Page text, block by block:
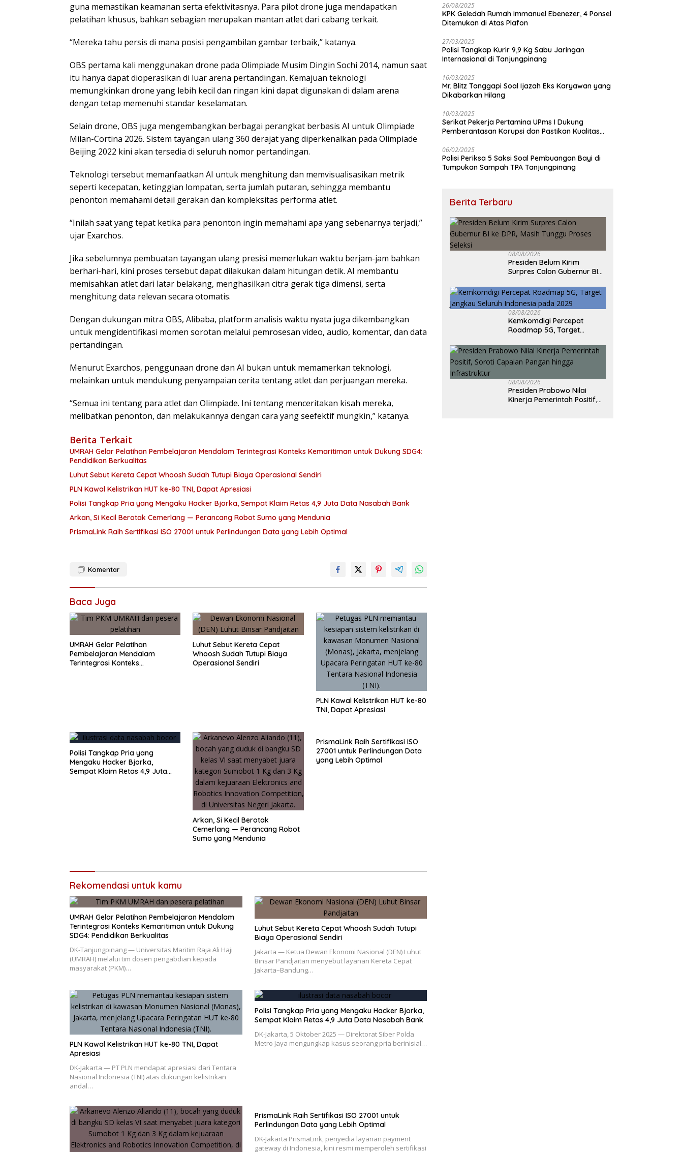
guna memastikan keamanan serta efektivitasnya. Para pilot drone juga mendapatkan
pelatihan khusus, bahkan sebagian merupakan mantan atlet dari cabang terkait.
“Mereka tahu persis di mana posisi pengambilan gambar terbaik,” katanya.
OBS pertama kali menggunakan drone pada Olimpiade Musim Dingin Sochi 2014, namun saat
itu hanya dapat dioperasikan di luar arena pertandingan. Kemajuan teknologi
memungkinkan drone yang lebih kecil dan ringan kini dapat digunakan di dalam arena
dengan tetap memenuhi standar keselamatan.
Selain drone, OBS juga mengembangkan berbagai perangkat berbasis AI untuk Olimpiade
Milan-Cortina 2026. Sistem tayangan ulang 360 derajat yang diperkenalkan pada Olimpiade
Beijing 2022 kini akan tersedia di seluruh nomor pertandingan.
Teknologi tersebut memanfaatkan AI untuk menghitung dan memvisualisasikan metrik
seperti kecepatan, ketinggian lompatan, serta jumlah putaran, sehingga membantu
penonton memahami detail gerakan dan kompleksitas performa atlet.
“Inilah saat yang tepat ketika para penonton ingin memahami apa yang sebenarnya terjadi,”
ujar Exarchos.
Jika sebelumnya pembuatan tayangan ulang presisi memerlukan waktu berjam-jam bahkan
berhari-hari, kini proses tersebut dapat dilakukan dalam hitungan detik. AI membantu
memisahkan atlet dari latar belakang, menghasilkan citra gerak tiga dimensi, serta
menghitung data relevan secara otomatis.
Dengan dukungan mitra OBS, Alibaba, platform analisis waktu nyata juga dikembangkan
untuk mengidentifikasi momen sorotan melalui pemrosesan video, audio, komentar, dan data
pertandingan.
Menurut Exarchos, penggunaan drone dan AI bukan untuk memamerkan teknologi,
melainkan untuk mendukung penyampaian cerita tentang atlet dan perjuangan mereka.
“Semua ini tentang para atlet dan Olimpiade. Ini tentang menceritakan kisah mereka,
melibatkan penonton, dan melakukannya dengan cara yang seefektif mungkin,” katanya.
Berita Terkait
UMRAH Gelar Pelatihan Pembelajaran Mendalam Terintegrasi Konteks Kemaritiman untuk Dukung SDG4:
Pendidikan Berkualitas
Luhut Sebut Kereta Cepat Whoosh Sudah Tutupi Biaya Operasional Sendiri
PLN Kawal Kelistrikan HUT ke-80 TNI, Dapat Apresiasi
Polisi Tangkap Pria yang Mengaku Hacker Bjorka, Sempat Klaim Retas 4,9 Juta Data Nasabah Bank
Arkan, Si Kecil Berotak Cemerlang — Perancang Robot Sumo yang Mendunia
PrismaLink Raih Sertifikasi ISO 27001 untuk Perlindungan Data yang Lebih Optimal
Komentar
Baca Juga
UMRAH Gelar Pelatihan
Pembelajaran Mendalam
Terintegrasi Konteks
Luhut Sebut Kereta Cepat
Whoosh Sudah Tutupi Biaya
Operasional Sendiri
PLN Kawal Kelistrikan HUT ke-80
TNI, Dapat Apresiasi
Polisi Tangkap Pria yang
Mengaku Hacker Bjorka,
Sempat Klaim Retas 4,9 Juta
Arkan, Si Kecil Berotak
Cemerlang — Perancang Robot
Sumo yang Mendunia
PrismaLink Raih Sertifikasi ISO
27001 untuk Perlindungan Data
yang Lebih Optimal
Rekomendasi untuk kamu
UMRAH Gelar Pelatihan Pembelajaran Mendalam
Terintegrasi Konteks Kemaritiman untuk Dukung
SDG4: Pendidikan Berkualitas
DK-Tanjungpinang — Universitas Maritim Raja Ali Haji
(UMRAH) melalui tim dosen pengabdian kepada
masyarakat (PKM)…
Luhut Sebut Kereta Cepat Whoosh Sudah Tutupi
Biaya Operasional Sendiri
Jakarta — Ketua Dewan Ekonomi Nasional (DEN) Luhut
Binsar Pandjaitan menyebut layanan Kereta Cepat
Jakarta–Bandung…
PLN Kawal Kelistrikan HUT ke-80 TNI, Dapat
Apresiasi
DK-Jakarta — PT PLN mendapat apresiasi dari Tentara
Nasional Indonesia (TNI) atas dukungan kelistrikan
andal…
Polisi Tangkap Pria yang Mengaku Hacker Bjorka,
Sempat Klaim Retas 4,9 Juta Data Nasabah Bank
DK-Jakarta, 5 Oktober 2025 — Direktorat Siber Polda
Metro Jaya mengungkap kasus seorang pria berinisial…
PrismaLink Raih Sertifikasi ISO 27001 untuk
Perlindungan Data yang Lebih Optimal
DK-Jakarta PrismaLink, penyedia layanan payment
gateway di Indonesia, kini resmi memperoleh sertifikasi
26/08/2025
KPK Geledah Rumah Immanuel Ebenezer, 4 Ponsel
Ditemukan di Atas Plafon
27/03/2025
Polisi Tangkap Kurir 9,9 Kg Sabu Jaringan
Internasional di Tanjungpinang
16/03/2025
Mr. Blitz Tanggapi Soal Ijazah Eks Karyawan yang
Dikabarkan Hilang
10/03/2025
Serikat Pekerja Pertamina UPms I Dukung
Pemberantasan Korupsi dan Pastikan Kualitas
06/02/2025
Polisi Periksa 5 Saksi Soal Pembuangan Bayi di
Tumpukan Sampah TPA Tanjungpinang
Berita Terbaru
08/08/2026
Presiden Belum Kirim
Surpres Calon Gubernur BI
Proses Seleksi
08/08/2026
Kemkomdigi Percepat
Roadmap 5G, Target
pada 2029
08/08/2026
Presiden Prabowo Nilai
Kinerja Pemerintah Positif,